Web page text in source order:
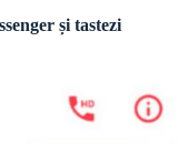
și tastezi